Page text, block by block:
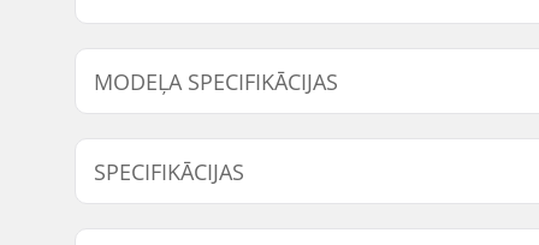
MODEĻA SPECIFIKĀCIJAS
SPECIFIKĀCIJAS
Riteņa diametrs:
54mm,